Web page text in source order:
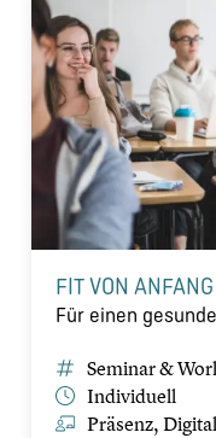
FIT VON
Für einen
Seminar &
Individuell
Präsenz, Digital